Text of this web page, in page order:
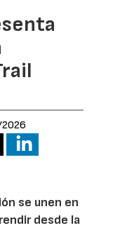
se unen en
desde la